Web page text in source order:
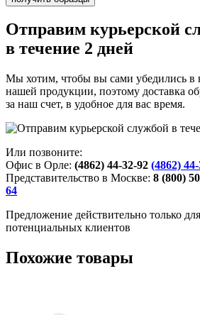
Отправим курьерской
в течение 2 дней
Мы хотим, чтобы вы сами убедились в
нашей продукции, поэтому доставка
за наш счет, в удобное для вас время.
Или позвоните:
Офис в Орле: (4862) 44-32-92 (4862)
Представительство в Москве: 8 (800)
64
Предложение действительно только
потенциальных клиентов
Похожие товары